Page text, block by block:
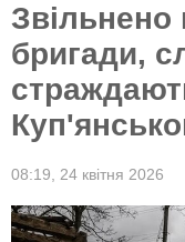
Звільнено
бригади,
08:19, 24 квітня 2026